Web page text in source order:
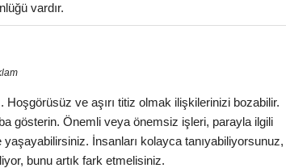
vardır.
ve aşırı titiz olmak ilişkilerinizi bozabilir.
gösterin. Önemli veya önemsiz işleri, parayla ilgili
yaşayabilirsiniz. İnsanları kolayca tanıyabiliyorsunuz,
bunu artık fark etmelisiniz.